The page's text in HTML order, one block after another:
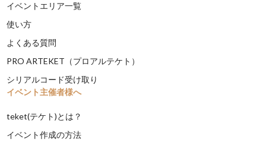
イベントエリア一覧
使い方
よくある質問
PRO ARTEKET（プロアルテケト）
シリアルコード受け取り
イベント主催者様へ
teket(テケト)とは？
イベント作成の方法